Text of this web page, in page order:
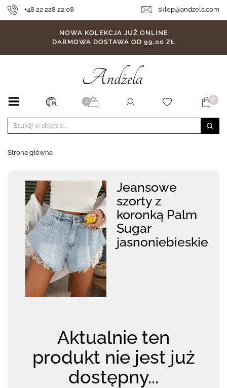
+48 22 228 22 08 sklep@andzela.com
NOWA KOLEKCJA JUŻ ONLINE
DARMOWA DOSTAWA OD 99,00 ZŁ
PL X 0
Strona główna
Jeansowe
szorty z
koronką Palm
Sugar
jasnoniebieskie
Aktualnie ten
produkt nie jest już
dostępny...